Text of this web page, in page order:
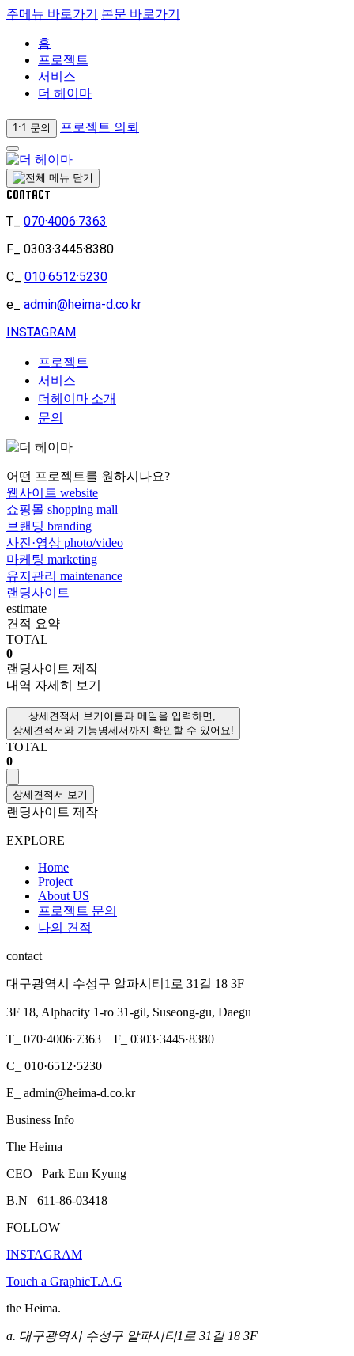
주메뉴 바로가기 본문 바로가기
홈
프로젝트
서비스
더 헤이마
1:1 문의 프로젝트 의뢰
CONTACT
T_ 070·4006·7363
F_ 0303·3445·8380
C_ 010·6512·5230
e_ admin@heima-d.co.kr
INSTAGRAM
프로젝트
서비스
더헤이마 소개
문의
어떤 프로젝트를 원하시나요?
웹사이트 website
쇼핑몰 shopping mall
브랜딩 branding
사진·영상 photo/video
마케팅 marketing
유지관리 maintenance
랜딩사이트
estimate
견적 요약
TOTAL
0
랜딩사이트 제작
내역 자세히 보기
상세견적서 보기 이름과 메일을 입력하면,
상세견적서와 기능명세서까지 확인할 수 있어요!
TOTAL
0
상세견적서 보기
랜딩사이트 제작
EXPLORE
Home
Project
About US
프로젝트 문의
나의 견적
contact
대구광역시 수성구 알파시티1로 31길 18 3F
3F 18, Alphacity 1-ro 31-gil, Suseong-gu, Daegu
T_ 070·4006·7363 F_ 0303·3445·8380
C_ 010·6512·5230
E_ admin@heima-d.co.kr
Business Info
The Heima
CEO_ Park Eun Kyung
B.N_ 611-86-03418
FOLLOW
INSTAGRAM
Touch a GraphicT.A.G
the Heima.
a. 대구광역시 수성구 알파시티1로 31길 18 3F